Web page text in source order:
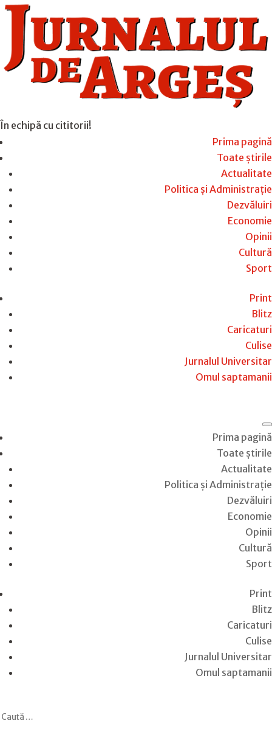
În echipă cu cititorii!
Prima pagină
Toate știrile
Actualitate
Politica și Administrație
Dezvăluiri
Economie
Opinii
Cultură
Sport
Print
Blitz
Caricaturi
Culise
Jurnalul Universitar
Omul saptamanii
Prima pagină
Toate știrile
Actualitate
Politica și Administrație
Dezvăluiri
Economie
Opinii
Cultură
Sport
Print
Blitz
Caricaturi
Culise
Jurnalul Universitar
Omul saptamanii